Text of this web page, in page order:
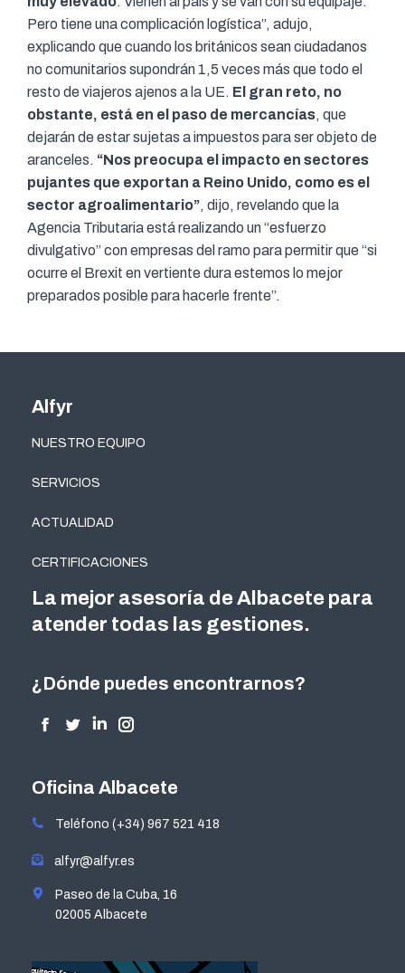
Pero tiene una complicación logística”, adujo,
explicando que cuando los británicos sean ciudadanos
no comunitarios supondrán 1,5 veces más que todo el
resto de viajeros ajenos a la UE. El gran reto, no
obstante, está en el paso de mercancías, que
dejarán de estar sujetas a impuestos para ser objeto de
aranceles. “Nos preocupa el impacto en sectores
pujantes que exportan a Reino Unido, como es el
sector agroalimentario”, dijo, revelando que la
Agencia Tributaria está realizando un “esfuerzo
divulgativo” con empresas del ramo para permitir que “si
ocurre el Brexit en vertiente dura estemos lo mejor
preparados posible para hacerle frente”.
Alfyr
NUESTRO EQUIPO
SERVICIOS
ACTUALIDAD
CERTIFICACIONES
Oficina Albacete
Teléfono (+34) 967 521 418
alfyr@alfyr.es
Paseo de la Cuba, 16
02005 Albacete
¿Dónde puedes encontrarnos?
Encuéntranos en:
Facebook
opens
new
Twitter
opens
new
Linkedin
opens
new
Instagram
opens
new
La mejor asesoría de Albacete para
atender todas las gestiones.